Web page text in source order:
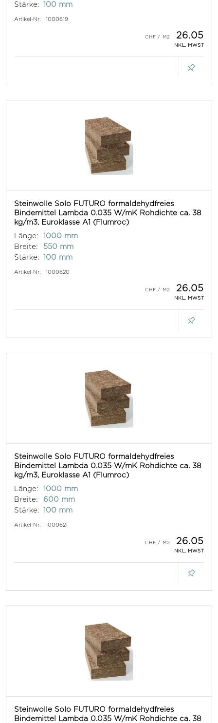
Stärke: 100 mm
Artikel-Nr: 1000619
26.05
INKL. MWST
Steinwolle Solo FUTURO formaldehydfreies
Bindemittel Lambda 0.035 W/mK Rohdichte ca. 38
kg/m3, Euroklasse A1 (Flumroc)
Länge:
1000 mm
Breite:
550 mm
Stärke: 100 mm
Artikel-Nr: 1000620
26.05
INKL. MWST
Steinwolle Solo FUTURO formaldehydfreies
Bindemittel Lambda 0.035 W/mK Rohdichte ca. 38
kg/m3, Euroklasse A1 (Flumroc)
Länge:
1000 mm
Breite:
600 mm
Stärke: 100 mm
Artikel-Nr: 1000621
26.05
INKL. MWST
Steinwolle Solo FUTURO formaldehydfreies
Bindemittel Lambda 0.035 W/mK Rohdichte ca. 38